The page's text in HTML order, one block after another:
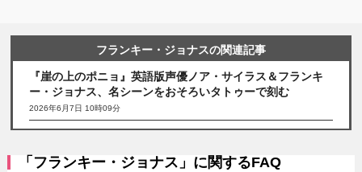
フランキー・ジョナスの関連記事
『崖の上のポニョ』英語版声優ノア・サイラス＆フランキ
ー・ジョナス、名シーンをおそろいタトゥーで刻む
2026年6月7日 10時09分
「フランキー・ジョナス」に関するFAQ